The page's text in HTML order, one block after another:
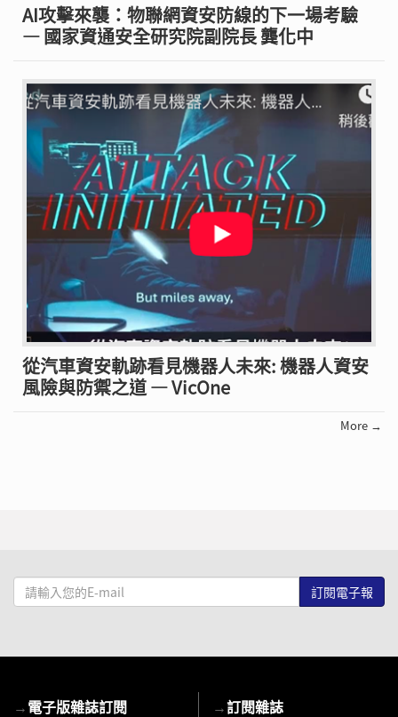
AI攻擊來襲：物聯網資安防線的下一場考驗
— 國家資通安全研究院副院長 龔化中
從汽車資安軌跡看見機器人未來: 機器人資安
風險與防禦之道 — VicOne
More →
請
輸
→電子版雜誌訂閱 →訂閱雜誌